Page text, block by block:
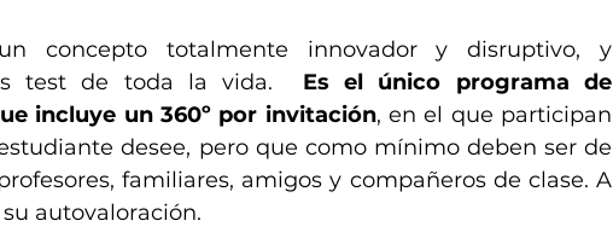
concepto totalmente innovador y disruptivo, y
test de toda la vida. Es el único programa de
incluye un 360º por invitación, en el que participan
desee, pero que como mínimo deben ser de
familiares, amigos y compañeros de clase. A
autovaloración.